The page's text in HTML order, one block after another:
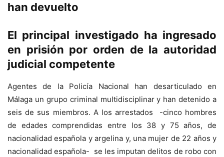
han devuelto
El principal investigado ha ingresado
en prisión por orden de la autoridad
judicial competente
Agentes de la Policía Nacional han desarticulado en
Málaga un grupo criminal multidisciplinar y han detenido a
seis de sus miembros. A los arrestados -cinco hombres
de edades comprendidas entre los 38 y 75 años, de
nacionalidad española y argelina y, una mujer de 22 años y
nacionalidad española- se les imputan delitos de robo con